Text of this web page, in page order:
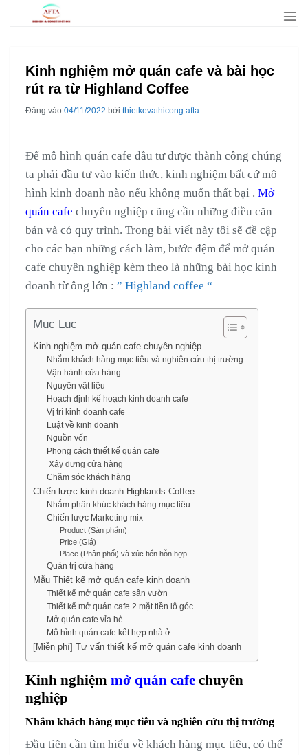
Kinh nghiệm mở quán cafe và bài học
rút ra từ Highland Coffee
Đăng vào 04/11/2022 bởi thietkevathicong afta
Để mô hình quán cafe đầu tư được thành công chúng
ta phải đầu tư vào kiến thức, kinh nghiệm bất cứ mô
hình kinh doanh nào nếu không muốn thất bại . Mở
quán cafe chuyên nghiệp cũng cần những điều căn
bản và có quy trình. Trong bài viết này tôi sẽ đề cập
cho các bạn những cách làm, bước đệm để mở quán
cafe chuyên nghiệp kèm theo là những bài học kinh
doanh từ ông lớn : ” Highland coffee “
Mục Lục
Kinh nghiệm mở quán cafe chuyên nghiệp
Nhắm khách hàng mục tiêu và nghiên cứu thị trường
Vận hành cửa hàng
Nguyên vật liệu
Hoạch định kế hoạch kinh doanh cafe
Vị trí kinh doanh cafe
Luật về kinh doanh
Nguồn vốn
Phong cách thiết kế quán cafe
Xây dựng cửa hàng
Chăm sóc khách hàng
Chiến lược kinh doanh Highlands Coffee
Nhắm phân khúc khách hàng mục tiêu
Chiến lược Marketing mix
Product (Sản phẩm)
Price (Giá)
Place (Phân phối) và xúc tiến hỗn hợp
Quản trị cửa hàng
Mẫu Thiết kế mở quán cafe kinh doanh
Thiết kế mở quán cafe sân vườn
Thiết kế mở quán cafe 2 mặt tiền lô góc
Mở quán cafe vỉa hè
Mô hình quán cafe kết hợp nhà ở
[Miễn phí] Tư vấn thiết kế mở quán cafe kinh doanh
Kinh nghiệm mở quán cafechuyên
nghiệp
Nhắm khách hàng mục tiêu và nghiên cứu thị trường
Đầu tiên cần tìm hiểu về khách hàng mục tiêu, có thể